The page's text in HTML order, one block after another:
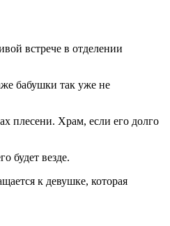
встрече в отделении
бабушки так уже не
плесени. Храм, если его долго
будет везде.
к девушке, которая